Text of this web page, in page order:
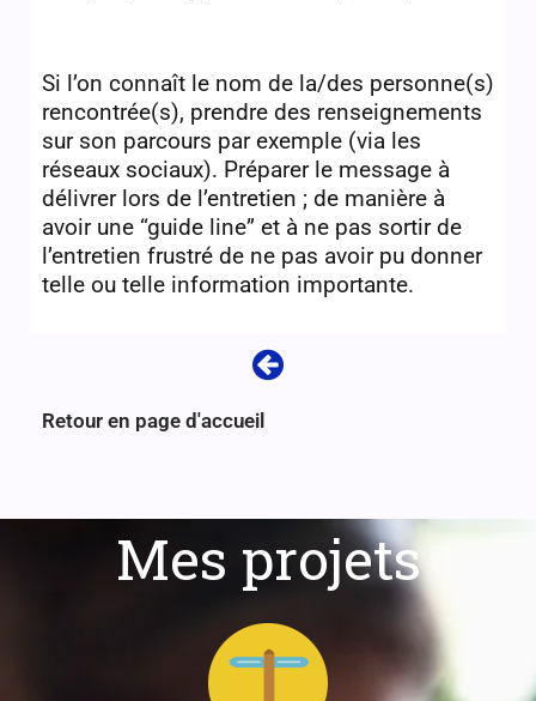
Si l’on connaît le nom de la/des personne(s)
rencontrée(s), prendre des renseignements
sur son parcours par exemple (via les
réseaux sociaux). Préparer le message à
délivrer lors de l’entretien ; de manière à
avoir une “guide line” et à ne pas sortir de
l’entretien frustré de ne pas avoir pu donner
telle ou telle information importante.
Retour en page d'accueil
Mes projets